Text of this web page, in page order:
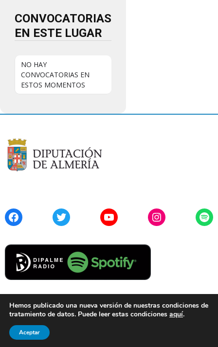
CONVOCATORIAS
EN ESTE LUGAR
NO HAY
CONVOCATORIAS EN
ESTOS MOMENTOS
FacebookTwitter YouTubeInstagram
Cookies
© 2021 Diputación de Almería. Todos los derechos reservados.
Hemos publicado una nueva versión de nuestras condiciones de
tratamiento de datos. Puede leer estas condiciones aquí.
Aceptar